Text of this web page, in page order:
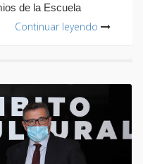
de la Escuela
Continuar leyendo